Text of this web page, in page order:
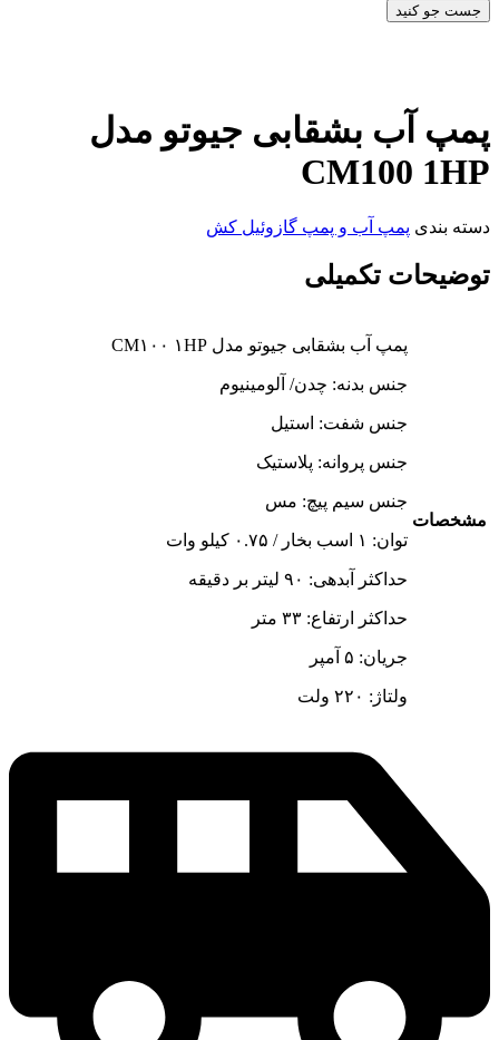
جست جو کنید
پمپ آب بشقابی جیوتو مدل
CM100 1HP
دسته بندی پمپ آب و پمپ گازوئیل کش
توضیحات تکمیلی
مشخصات
پمپ آب بشقابی جیوتو مدل CM۱۰۰ ۱HP
جنس بدنه: چدن/ آلومینیوم
جنس شفت: استیل
جنس پروانه: پلاستیک
جنس سیم پیچ: مس
توان: ۱ اسب بخار / ۰.۷۵ کیلو وات
حداکثر آبدهی: ۹۰ لیتر بر دقیقه
حداکثر ارتفاع: ۳۳ متر
جریان: ۵ آمپر
ولتاژ: ۲۲۰ ولت